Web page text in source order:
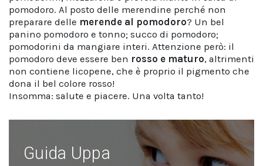
pomodoro. Al posto delle merendine perché non
preparare delle merende al pomodoro? Un bel
panino pomodoro e tonno; succo di pomodoro;
pomodorini da mangiare interi. Attenzione però: il
pomodoro deve essere ben rosso e maturo, altrimenti
non contiene licopene, che è proprio il pigmento che
dona il bel colore rosso!
Insomma: salute e piacere. Una volta tanto!
Guida Uppa